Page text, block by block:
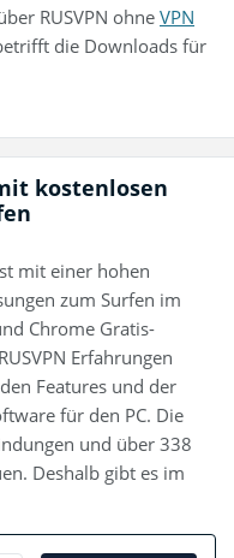
RUSVPN ohne VPN
die Downloads für
kostenlosen
mit einer hohen
zum Surfen im
Chrome Gratis-
Erfahrungen
Features und der
für den PC. Die
und über 338
Deshalb gibt es im